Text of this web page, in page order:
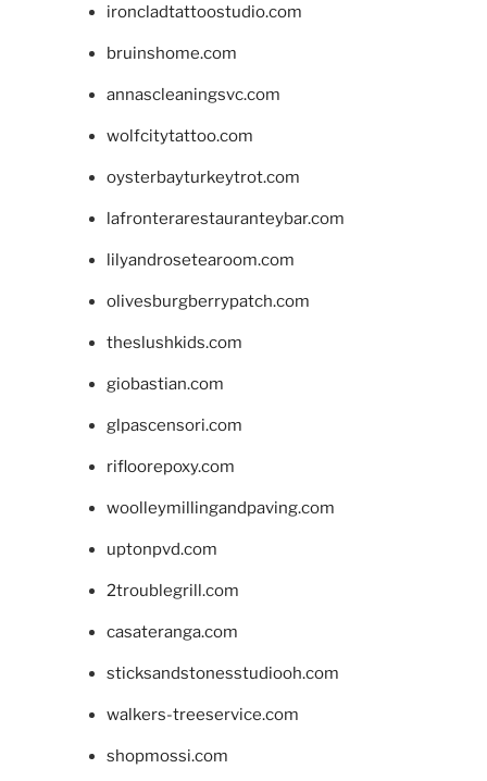
ironcladtattoostudio.com
bruinshome.com
annascleaningsvc.com
wolfcitytattoo.com
oysterbayturkeytrot.com
lafronterarestauranteybar.com
lilyandrosetearoom.com
olivesburgberrypatch.com
theslushkids.com
giobastian.com
glpascensori.com
rifloorepoxy.com
woolleymillingandpaving.com
uptonpvd.com
2troublegrill.com
casateranga.com
sticksandstonesstudiooh.com
walkers-treeservice.com
shopmossi.com